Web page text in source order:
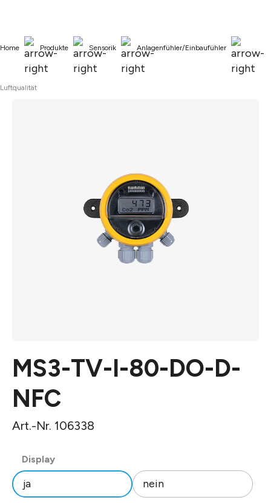
Home Produkte Sensorik Anlagenfühler/Einbaufühler
Luftqualität
MS3-TV-I-80-DO-D-
NFC
Art.-Nr. 106338
Displayauswählen
ja
nein